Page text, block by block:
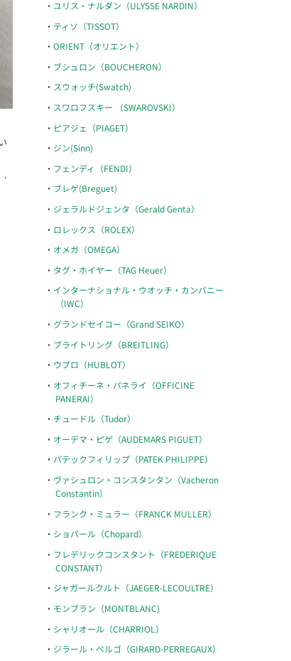
,
ユリス・ナルダン（ULYSSE NARDIN）
ティソ（TISSOT）
ORIENT（オリエント）
ブシュロン（BOUCHERON）
スウォッチ(Swatch)
スワロフスキー （SWAROVSKI）
ピアジェ（PIAGET）
ジン(Sinn)
フェンディ（FENDI）
ブレゲ(Breguet)
ジェラルドジェンタ（Gerald Genta）
ロレックス（ROLEX）
オメガ（OMEGA）
タグ・ホイヤー（TAG Heuer）
インターナショナル・ウオッチ・カンパニー
（IWC）
グランドセイコー（Grand SEIKO）
ブライトリング（BREITLING）
ウブロ（HUBLOT）
オフィチーネ・パネライ（OFFICINE
PANERAI）
チュードル（Tudor）
オーデマ・ピゲ（AUDEMARS PIGUET）
パテックフィリップ（PATEK PHILIPPE）
ヴァシュロン・コンスタンタン（Vacheron
Constantin）
フランク・ミュラー（FRANCK MULLER）
ショパール（Chopard）
フレデリックコンスタント（FREDERIQUE
CONSTANT）
ジャガールクルト（JAEGER-LECOULTRE）
モンブラン（MONTBLANC)
シャリオール（CHARRIOL）
ジラール・ペルゴ（GIRARD-PERREGAUX）